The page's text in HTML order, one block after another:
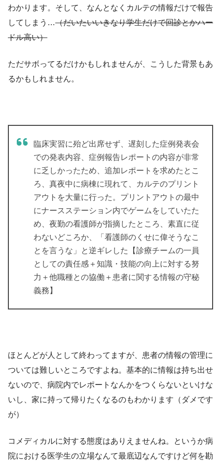
わかります。そして、なんとなくカルテの情報だけで報告
してしまう…（だいたいいきなり学生だけで回診とかハー
ドル高い）
ただサボってるだけかもしれませんが、こうした背景もあ
るかもしれません。
臨床実習に殆ど出席せず、遅刻した症例発表会
での発表内容、症例報告レポートの内容が非常
に乏しかったため、追加レポートを求めたとこ
ろ、真夜中に病棟に現れて、カルテのプリント
アウトを大量に行った。プリントアウトの最中
にナースステーション内でゲームをしていたた
め、夜勤の看護師が指摘したところ、素直に従
わないどころか、「看護師のくせに偉そうなこ
とを言うな」と逆ギレした【診療チームの一員
としての責任感＋知識・技能の向上に対する努
力＋他職種との協働＋患者に関する情報の守秘
義務】
ほとんどが人として終わってますが、患者の情報の管理に
ついては難しいところですよね。基本的に情報は持ち出せ
ないので、病院内でレポートなんかをつくらないといけな
いし、家に持って帰りたくなるのもわかります（ダメです
が）
コメディカルに対する態度はありえませんね。というか病
院における医学生の立場なんて最底辺なんですけど何を勘